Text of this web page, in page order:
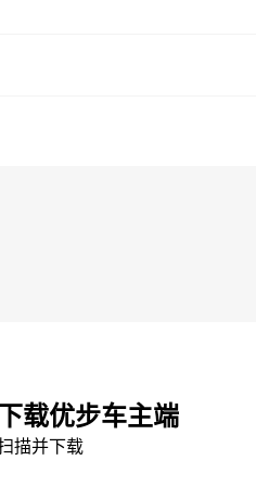
载优步车主端
描并下载